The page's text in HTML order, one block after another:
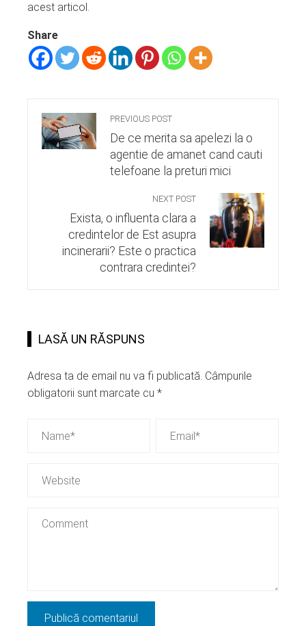
acest articol.
Share
PREVIOUS POST
De ce merita sa apelezi la o
agentie de amanet cand cauti
telefoane la preturi mici
NEXT POST
Exista, o influenta clara a
credintelor de Est asupra
incinerarii? Este o practica
contrara credintei?
LASĂ UN RĂSPUNS
Adresa ta de email nu va fi publicată. Câmpurile
obligatorii sunt marcate cu *